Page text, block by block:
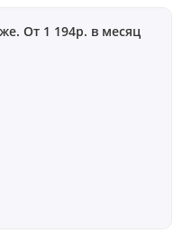
От 1 194р. в месяц